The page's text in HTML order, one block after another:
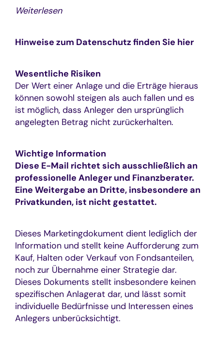
Weiterlesen
Hinweise zum Datenschutz finden Sie hier
Wesentliche Risiken
Der Wert einer Anlage und die Erträge hieraus
können sowohl steigen als auch fallen und es
ist möglich, dass Anleger den ursprünglich
angelegten Betrag nicht zurückerhalten.
Wichtige Information
Diese E-Mail richtet sich ausschließlich an
professionelle Anleger und Finanzberater.
Eine Weitergabe an Dritte, insbesondere an
Privatkunden, ist nicht gestattet.
Dieses Marketingdokument dient lediglich der
Information und stellt keine Aufforderung zum
Kauf, Halten oder Verkauf von Fondsanteilen,
noch zur Übernahme einer Strategie dar.
Dieses Dokuments stellt insbesondere keinen
spezifischen Anlagerat dar, und lässt somit
individuelle Bedürfnisse und Interessen eines
Anlegers unberücksichtigt.